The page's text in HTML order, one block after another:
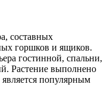
составных
горшков и ящиков.
гостинной, спальни,
Растение выполнено
популярным